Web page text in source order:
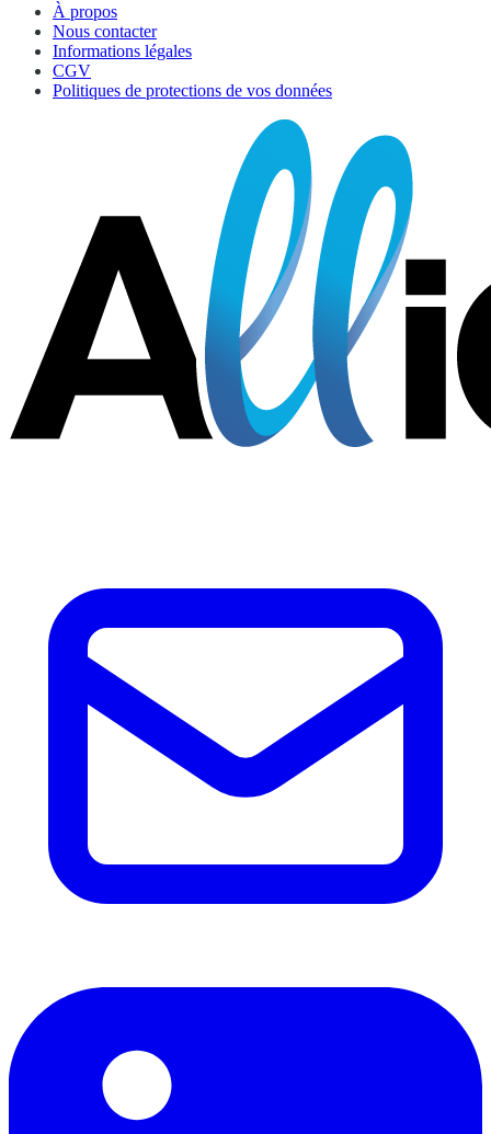
À propos
Nous contacter
Informations légales
CGV
Politiques de protections de vos données